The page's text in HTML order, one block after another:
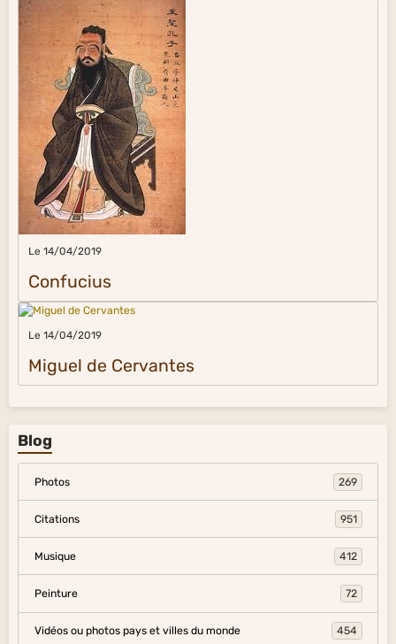
Le 14/04/2019
Confucius
Le 14/04/2019
Miguel de Cervantes
Blog
Photos 269
Citations 951
Musique 412
Peinture 72
Vidéos ou photos pays et villes du monde 454